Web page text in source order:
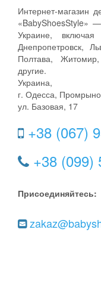
Интернет-магазин
«BabyShoesStyle»
Украине,
Днепропетровск,
Полтава,
другие.
Украина,
г. Одесса,
ул. Базовая, 17
+38 (067)
+38 (099)
Присоединяйтесь: